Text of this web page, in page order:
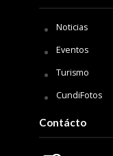
Noticias
Eventos
Turismo
CundiFotos
Contácto